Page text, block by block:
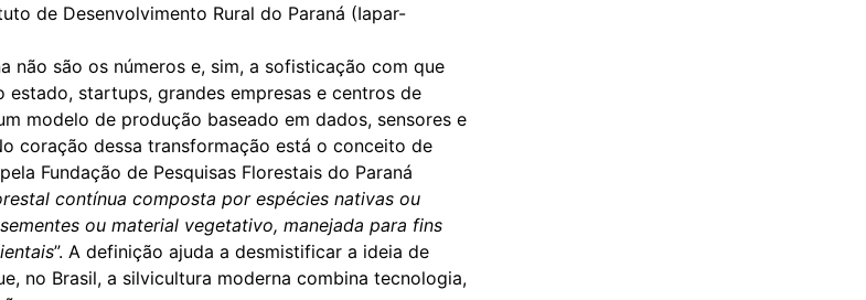
de Desenvolvimento Rural do Paraná (Iapar-
não são os números e, sim, a sofisticação com que
estado, startups, grandes empresas e centros de
modelo de produção baseado em dados, sensores e
coração dessa transformação está o conceito de
Fundação de Pesquisas Florestais do Paraná
contínua composta por espécies nativas ou
ou material vegetativo, manejada para fins
”. A definição ajuda a desmistificar a ideia de
no Brasil, a silvicultura moderna combina tecnologia,